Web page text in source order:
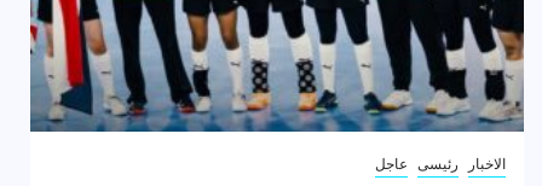
الاخبار رئيسى عاجل